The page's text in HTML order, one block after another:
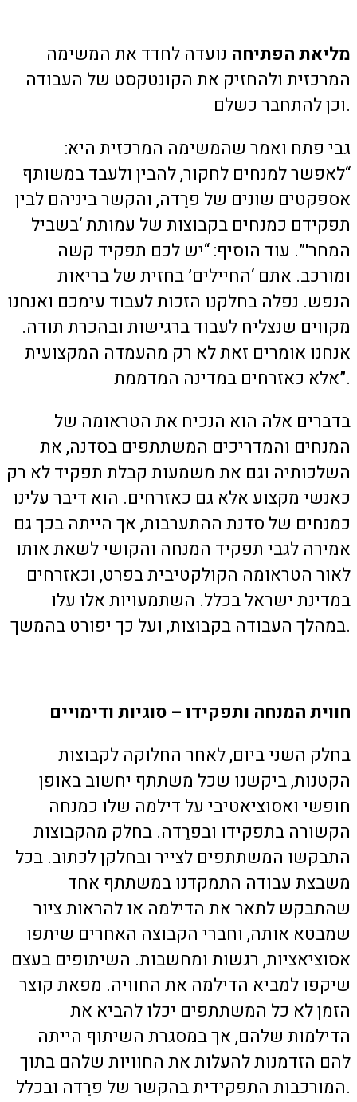
מליאת הפתיחה נועדה לחדד את המשימה
המרכזית ולהחזיק את הקונטקסט של העבודה
וכן להתחבר כשלם.
גבי פתח ואמר שהמשימה המרכזית היא:
“לאפשר למנחים לחקור, להבין ולעבד במשותף
אספקטים שונים של פרֵדה, והקשר ביניהם לבין
תפקידם כמנחים בקבוצות של עמותת ‘בשביל
המחר'”. עוד הוסיף: “יש לכם תפקיד קשה
ומורכב. אתם ‘החיילים’ בחזית של בריאות
הנפש. נפלה בחלקנו הזכות לעבוד עימכם ואנחנו
מקווים שנצליח לעבוד ברגישות ובהכרת תודה.
אנחנו אומרים זאת לא רק מהעמדה המקצועית
אלא כאזרחים במדינה המדממת”.
בדברים אלה הוא הנכיח את הטראומה של
המנחים והמדריכים המשתתפים בסדנה, את
השלכותיה וגם את משמעות קבלת תפקיד לא רק
כאנשי מקצוע אלא גם כאזרחים. הוא דיבר עלינו
כמנחים של סדנת ההתערבות, אך הייתה בכך גם
אמירה לגבי תפקיד המנחה והקושי לשאת אותו
לאור הטראומה הקולקטיבית בפרט, וכאזרחים
במדינת ישראל בכלל. השתמעויות אלו עלו
במהלך העבודה בקבוצות, ועל כך יפורט בהמשך.
חווית המנחה ותפקידו – סוגיות ודימויים
בחלק השני ביום, לאחר החלוקה לקבוצות
הקטנות, ביקשנו שכל משתתף יחשוב באופן
חופשי ואסוציאטיבי על דילמה שלו כמנחה
הקשורה בתפקידו ובפרֵדה. בחלק מהקבוצות
התבקשו המשתתפים לצייר ובחלקן לכתוב. בכל
משבצת עבודה התמקדנו במשתתף אחד
שהתבקש לתאר את הדילמה או להראות ציור
שמבטא אותה, וחברי הקבוצה האחרים שיתפו
אסוציאציות, רגשות ומחשבות. השיתופים בעצם
שיקפו למביא הדילמה את החוויה. מפאת קוצר
הזמן לא כל המשתתפים יכלו להביא את
הדילמות שלהם, אך במסגרת השיתוף הייתה
להם הזדמנות להעלות את החוויות שלהם בתוך
המורכבות התפקידית בהקשר של פרֵדה ובכלל.